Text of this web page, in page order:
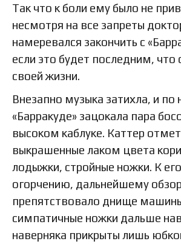
Так что к боли ему было не
несмотря на все запреты
намеревался закончить с
если это будет последним, что
своей жизни.
Внезапно музыка затихла, и по
«Барракуде» зацокала пара
высоком каблуке. Каттер
выкрашенные лаком цвета
лодыжки, стройные ножки. К
огорчению, дальнейшему
препятствовало днище
симпатичные ножки дальше
наверняка прикрыты лишь